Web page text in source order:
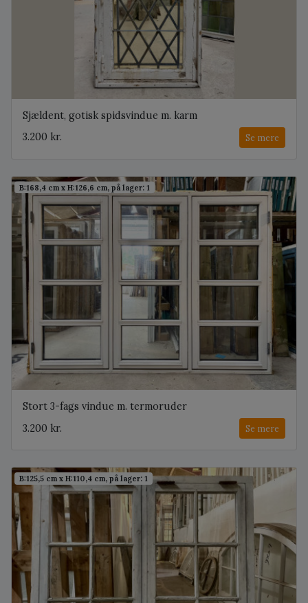
Sjældent, gotisk spidsvindue m. karm
3.200 kr.
Se mere
B:168,4 cm x H:126,6 cm, på lager: 1
Stort 3-fags vindue m. termoruder
3.200 kr.
Se mere
B:125,5 cm x H:110,4 cm, på lager: 1